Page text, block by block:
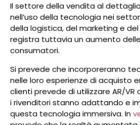
Il settore della vendita al
nell’uso della tecnologia nei
della logistica, del marketing e del
registra tuttavia un aumento
consumatori.
Si prevede che incorporeranno
nelle loro esperienze di acquisto
clienti prevede di utilizzare AR/
i rivenditori stanno adattando e
questa tecnologia immersiva. In